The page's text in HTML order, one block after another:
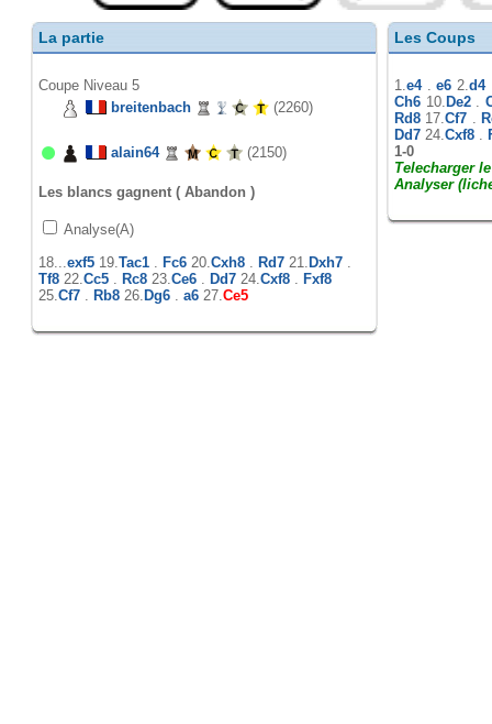
La partie
Coupe Niveau 5
breitenbach
(2260)
alain64 (2150)
Les blancs gagnent ( Abandon )
Analyse(A)
18...exf5 19.Tac1 . Fc6 20.Cxh8 . Rd7 21. Dxh7 .
Tf8 22.Cc5 . Rc8 23.Ce6 . Dd7 24.Cxf8 . Fxf8
25.Cf7 . Rb8 26. Dg6 . a6 27.Ce5
Les Coups
1.e4.e6 2.d4
Ch6 10. De2.
Rd8 17.Cf7 .
Dd7 24.Cxf8 .
1-0
Telecharger
Analyser